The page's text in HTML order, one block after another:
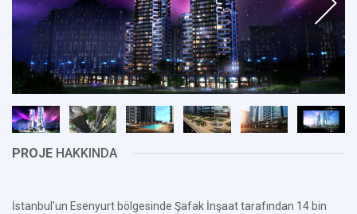
PROJE HAKKINDA
İstanbul'un Esenyurt bölgesinde Şafak İnşaat tarafından 14 bin